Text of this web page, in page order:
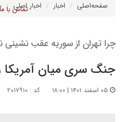
تماس با ما صفحه‌اصلی اخبار اخبار اصلی
چرا تهران از سوریه عقب نشینی
جنگ سری میان آمریکا
کد : ۲۰۱۷۹۱۰